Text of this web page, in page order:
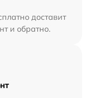
доставит
и обратно.